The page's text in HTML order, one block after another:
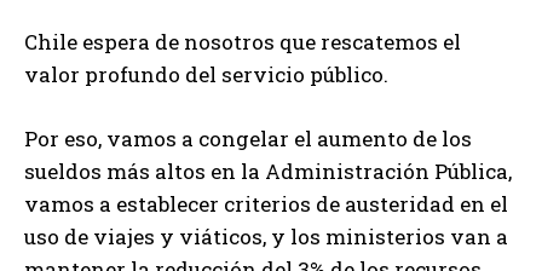
Chile espera de nosotros que rescatemos el
valor profundo del servicio público.
Por eso, vamos a congelar el aumento de los
sueldos más altos en la Administración Pública,
vamos a establecer criterios de austeridad en el
uso de viajes y viáticos, y los ministerios van a